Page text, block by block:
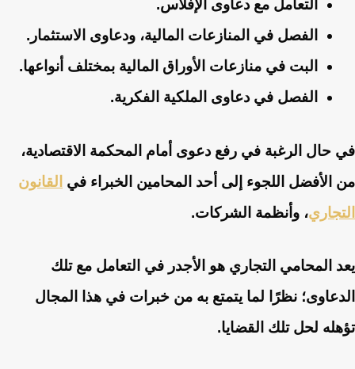
التعامل مع دعاوى الإفلاس.
الفصل في المنازعات المالية، ودعاوى الاستثمار.
البت في منازعات الأوراق المالية بمختلف أنواعها.
الفصل في دعاوى الملكية الفكرية.
في حال الرغبة في رفع دعوى أمام المحكمة الاقتصادية،
من الأفضل اللجوء إلى أحد المحامين الخبراء في القانون
التجاري، وأنظمة الشركات.
يعد المحامي التجاري هو الأجدر في التعامل مع تلك
الدعاوى؛ نظرًا لما يتمتع به من خبرات في هذا المجال
تؤهله لحل تلك القضايا.